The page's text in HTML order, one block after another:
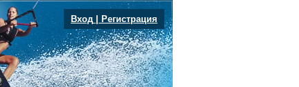
Вход Регистрация